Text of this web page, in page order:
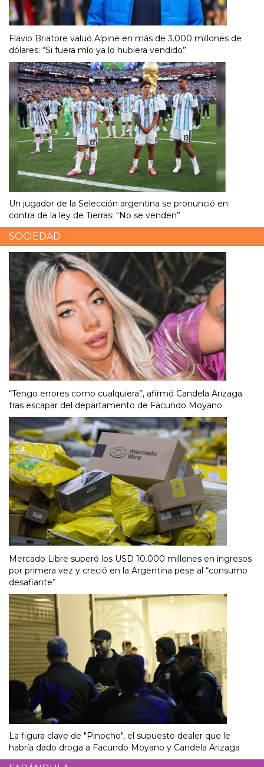
Flavio Briatore valuó Alpine en más de 3.000 millones de
dólares: “Si fuera mío ya lo hubiera vendido”
Un jugador de la Selección argentina se pronunció en
contra de la ley de Tierras: “No se venden”
SOCIEDAD
“Tengo errores como cualquiera”, afirmó Candela Arizaga
tras escapar del departamento de Facundo Moyano
Mercado Libre superó los USD 10.000 millones en ingresos
por primera vez y creció en la Argentina pese al “consumo
desafiante”
La figura clave de "Pinocho", el supuesto dealer que le
habría dado droga a Facundo Moyano y Candela Arizaga